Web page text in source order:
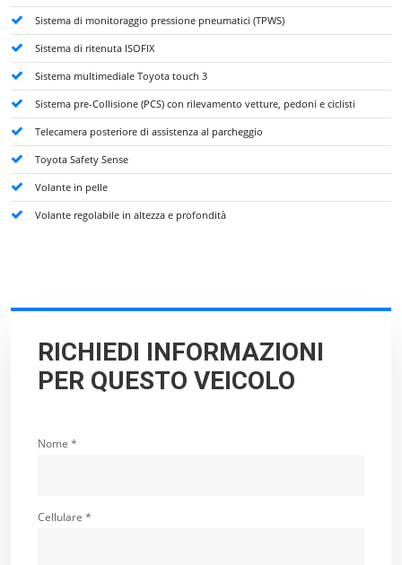
Sistema di monitoraggio pressione pneumatici (TPWS)
Sistema di ritenuta ISOFIX
Sistema multimediale Toyota touch 3
Sistema pre-Collisione (PCS) con rilevamento vetture, pedoni e ciclisti
Telecamera posteriore di assistenza al parcheggio
Toyota Safety Sense
Volante in pelle
Volante regolabile in altezza e profondità
RICHIEDI INFORMAZIONI
PER QUESTO VEICOLO
Nome *
Cellulare *